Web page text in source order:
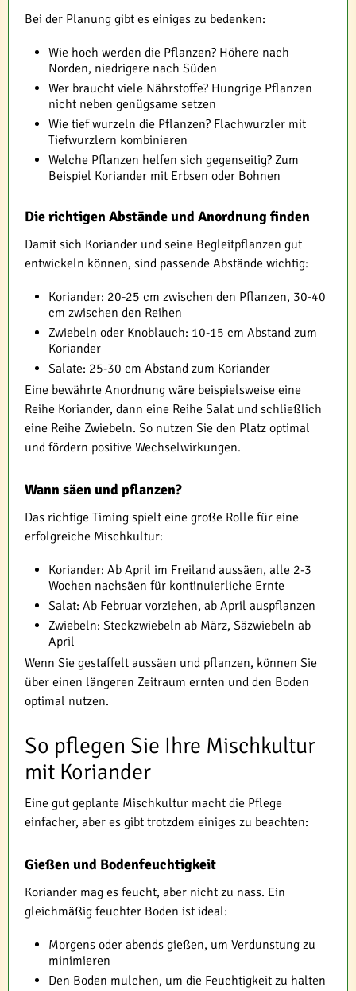
Bei der Planung gibt es einiges zu bedenken:
Wie hoch werden die Pflanzen? Höhere nach
Norden, niedrigere nach Süden
Wer braucht viele Nährstoffe? Hungrige Pflanzen
nicht neben genügsame setzen
Wie tief wurzeln die Pflanzen? Flachwurzler mit
Tiefwurzlern kombinieren
Welche Pflanzen helfen sich gegenseitig? Zum
Beispiel Koriander mit Erbsen oder Bohnen
Die richtigen Abstände und Anordnung finden
Damit sich Koriander und seine Begleitpflanzen gut
entwickeln können, sind passende Abstände wichtig:
Koriander: 20-25 cm zwischen den Pflanzen, 30-40
cm zwischen den Reihen
Zwiebeln oder Knoblauch: 10-15 cm Abstand zum
Koriander
Salate: 25-30 cm Abstand zum Koriander
Eine bewährte Anordnung wäre beispielsweise eine
Reihe Koriander, dann eine Reihe Salat und schließlich
eine Reihe Zwiebeln. So nutzen Sie den Platz optimal
und fördern positive Wechselwirkungen.
Wann säen und pflanzen?
Das richtige Timing spielt eine große Rolle für eine
erfolgreiche Mischkultur:
Koriander: Ab April im Freiland aussäen, alle 2-3
Wochen nachsäen für kontinuierliche Ernte
Salat: Ab Februar vorziehen, ab April auspflanzen
Zwiebeln: Steckzwiebeln ab März, Säzwiebeln ab
April
Wenn Sie gestaffelt aussäen und pflanzen, können Sie
über einen längeren Zeitraum ernten und den Boden
optimal nutzen.
So pflegen Sie Ihre Mischkultur
mit Koriander
Eine gut geplante Mischkultur macht die Pflege
einfacher, aber es gibt trotzdem einiges zu beachten:
Gießen und Bodenfeuchtigkeit
Koriander mag es feucht, aber nicht zu nass. Ein
gleichmäßig feuchter Boden ist ideal:
Morgens oder abends gießen, um Verdunstung zu
minimieren
Den Boden mulchen, um die Feuchtigkeit zu halten